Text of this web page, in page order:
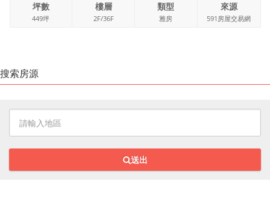
坪數
449坪
樓層
2F/36F
類型
雅房
來源
591房屋交易網
搜索房源
送出